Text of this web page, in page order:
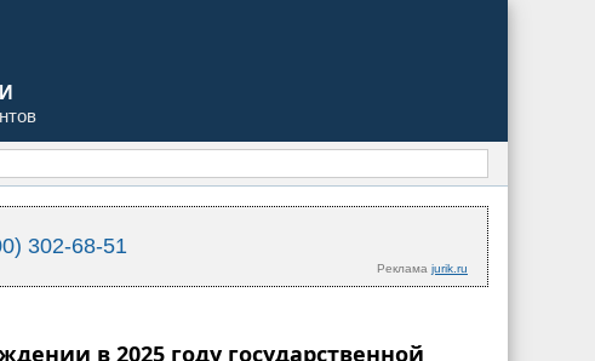
302-68-51
Реклама jurik.ru
в 2025 году государственной